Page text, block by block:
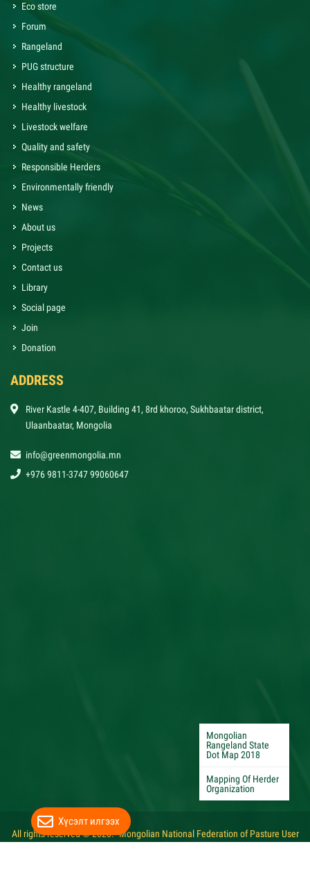
Eco store
Forum
Rangeland
PUG structure
Healthy rangeland
Healthy livestock
Livestock welfare
Quality and safety
Responsible Herders
Environmentally friendly
News
About us
Projects
Contact us
Library
Social page
Join
Donation
ADDRESS
River Kastle 4-407, Building 41, 8rd khoroo, Sukhbaatar district,
Ulaanbaatar, Mongolia
info@greenmongolia.mn
+976 9811-3747 99060647
Mongolian
Rangeland State
Dot Map 2018
Mapping Of Herder
Organization
All rights reserved © 2020. "Mongolian National Federation of Pasture User
Хүсэлт илгээх